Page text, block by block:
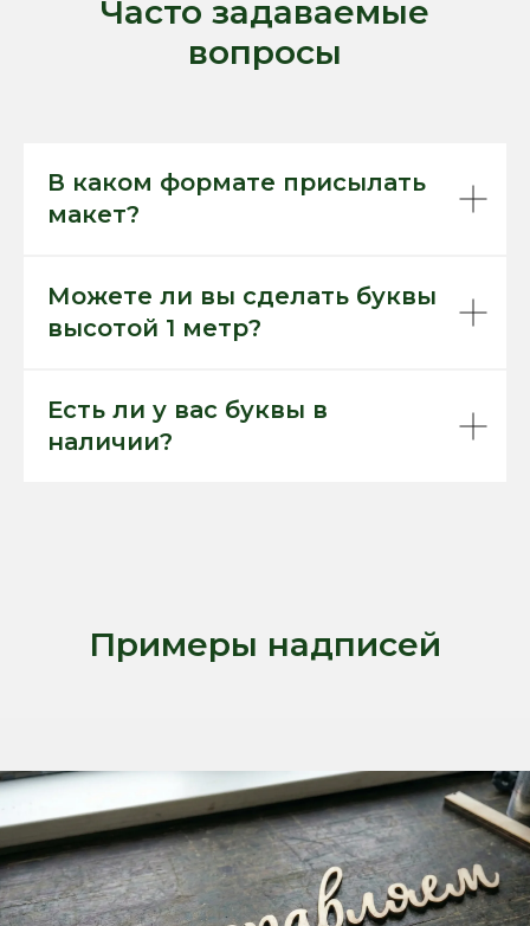
Часто задаваемые
вопросы
В каком формате присылать
макет?
Можете ли вы сделать буквы
высотой 1 метр?
Есть ли у вас буквы в
наличии?
Примеры надписей